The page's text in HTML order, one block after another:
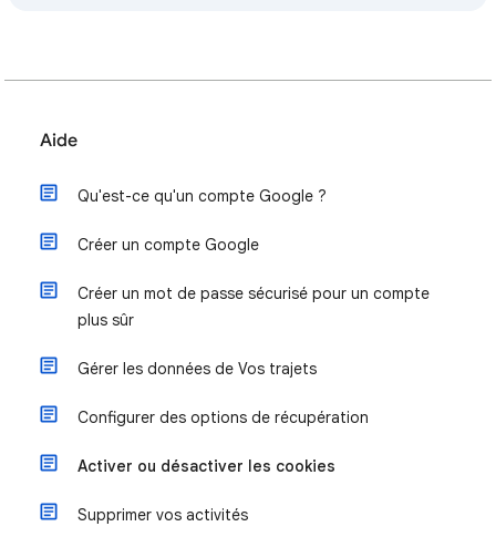
Aide
Qu'est-ce qu'un compte Google ?
Créer un compte Google
Créer un mot de passe sécurisé pour un compte
plus sûr
Gérer les données de Vos trajets
Configurer des options de récupération
Activer ou désactiver les cookies
Supprimer vos activités